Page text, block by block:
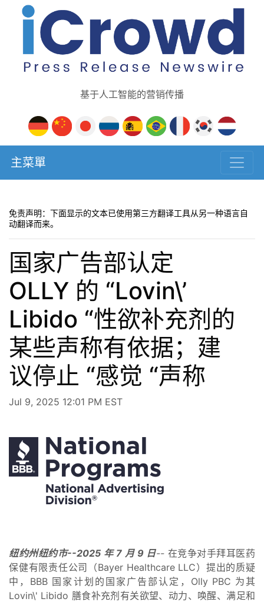
基于人工智能的营销传播
主菜單
免责声明：下面显示的文本已使用第三方翻译工具从另一种语言自
动翻译而来。
国家广告部认定
OLLY 的 “Lovin\’
Libido “性欲补充剂的
某些声称有依据；建
议停止 “感觉 “声称
Jul 9, 2025 12:01 PM EST
纽约州纽约市--2025 年 7 月 9 日-- 在竞争对手拜耳医药
保健有限责任公司（Bayer Healthcare LLC）提出的质疑
中，BBB 国家计划的国家广告部认定，Olly PBC 为其
Lovin\' Libido 膳食补充剂有关欲望、动力、唤醒、满足和